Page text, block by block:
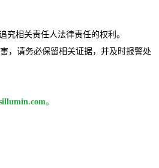
究相关责任人法律责任的权利。
，请务必保留相关证据，并及时报警处
。